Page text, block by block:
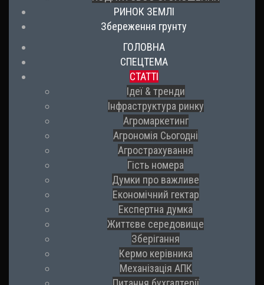
РИНОК ЗЕМЛІ
Збереження грунту
ГОЛОВНА
СПЕЦТЕМА
СТАТТІ
Ідеї & тренди
Інфраструктура ринку
Агромаркетинг
Агрономія Сьогодні
Агрострахування
Гість номера
Думки про важливе
Економічний гектар
Експертна думка
Життєве середовище
Зберігання
Кермо керівника
Механізація АПК